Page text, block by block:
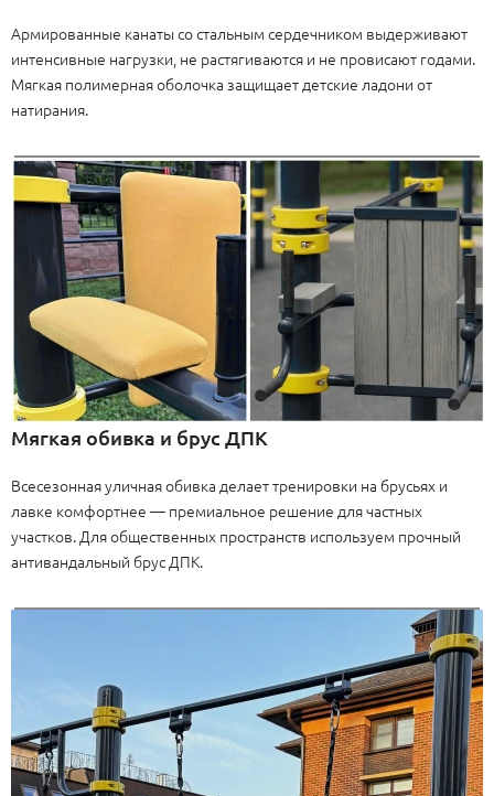
Армированные канаты со стальным сердечником выдерживают
интенсивные нагрузки, не растягиваются и не провисают годами.
Мягкая полимерная оболочка защищает детские ладони от
натирания.
Мягкая обивка и брус ДПК
Всесезонная уличная обивка делает тренировки на брусьях и
лавке комфортнее — премиальное решение для частных
участков. Для общественных пространств используем прочный
антивандальный брус ДПК.